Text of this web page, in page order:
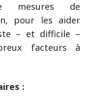
mesures de
pour les aider
– et difficile –
facteurs à
: